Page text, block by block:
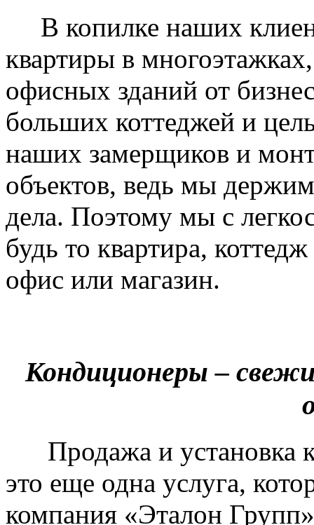
В копилке наших
квартиры в
офисных зданий от
больших коттеджей и
наших замерщиков и
объектов, ведь мы
дела. Поэтому мы с
будь то квартира,
офис или магазин.
Кондиционеры –
Продажа и установка
это еще одна услуга,
компания «Эталон